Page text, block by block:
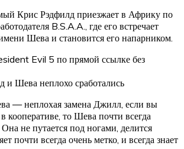
Крис Рэдфилд приезжает в Африку по
B.S.A.A., где его встречает
Шева и становится его напарником.
и Шева неплохо сработались
— неплохая замена Джилл, если вы
кооперативе, то Шева почти всегда
не путается под ногами, делится
почти всегда очень метко, и всегда знает